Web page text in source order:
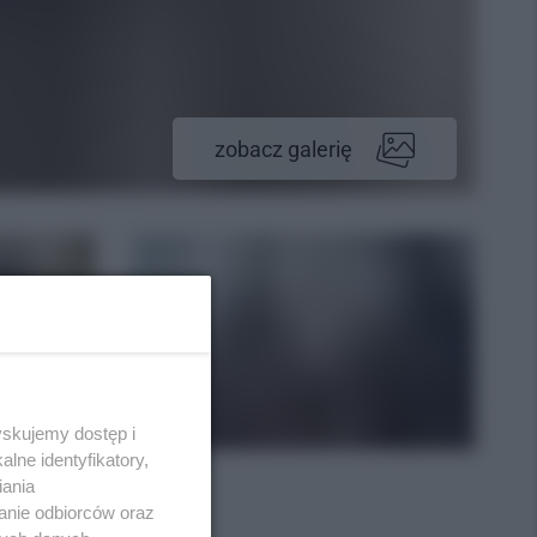
zobacz galerię
dostęp i
identyfikatory,
odbiorców oraz